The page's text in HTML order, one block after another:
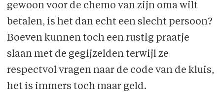
gewoon voor de chemo van zijn oma wilt
betalen, is het dan echt een slecht persoon?
Boeven kunnen toch een rustig praatje
slaan met de gegijzelden terwijl ze
respectvol vragen naar de code van de kluis,
het is immers toch maar geld.